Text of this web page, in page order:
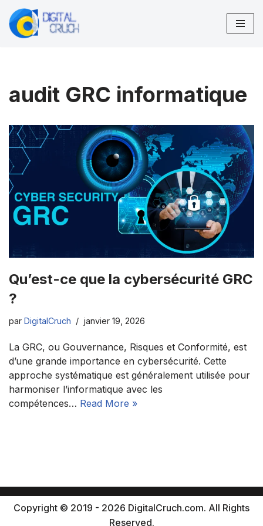
Aller
audit GRC informatique
Qu’est-ce que la cybersécurité GRC
?
par DigitalCruch janvier 19, 2026
La GRC, ou Gouvernance, Risques et Conformité, est
d’une grande importance en cybersécurité. Cette
approche systématique est généralement utilisée pour
harmoniser l’informatique avec les
compétences… Read More »
Copyright © 2019 - 2026 DigitalCruch.com. All Rights
Reserved.